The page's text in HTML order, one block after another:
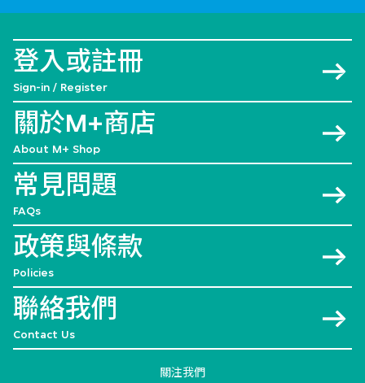
登入或註冊
Sign-in / Register
關於M+商店
About M+ Shop
常見問題
FAQs
政策與條款
Policies
聯絡我們
Contact Us
關注我們